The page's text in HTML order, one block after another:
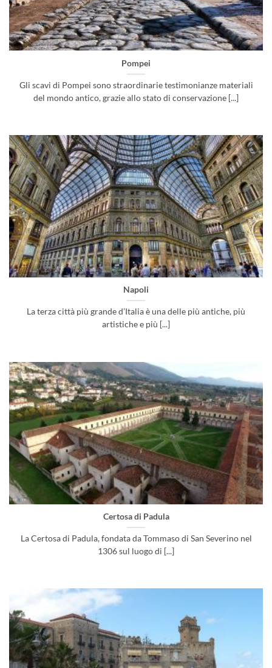
Pompei
Gli scavi di Pompei sono straordinarie testimonianze materiali
del mondo antico, grazie allo stato di conservazione [...]
Napoli
La terza città più grande d’Italia è una delle più antiche, più
artistiche e più [...]
Certosa di Padula
La Certosa di Padula, fondata da Tommaso di San Severino nel
1306 sul luogo di [...]